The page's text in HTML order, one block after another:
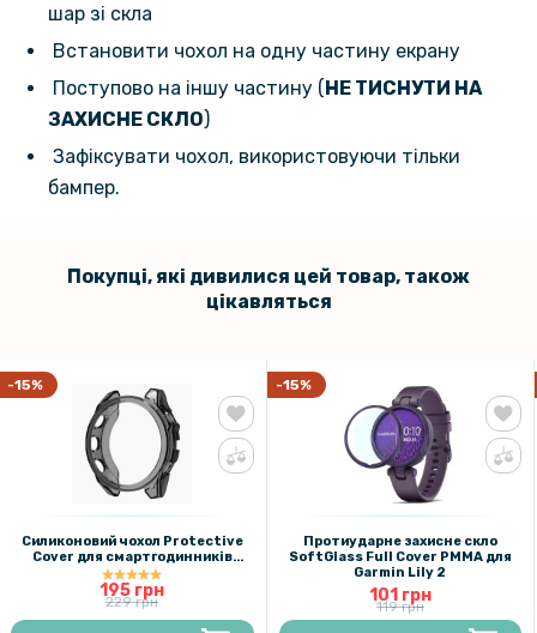
254 грн
299 грн
Ремінець Silicone для Garmin Fenix 8 51mm
шар зі скла
Встановити чохол на одну частину екрану
Поступово на іншу частину (НЕ ТИСНУТИ НА
ЗАХИСНЕ СКЛО)
Зафіксувати чохол, використовуючи тільки
бампер.
Покупці, які дивилися цей товар, також
цікавляться
-15%
Cиликоновий чохол Protective
Cover для смартгодинників
Garmin Fenix 8 51mm
195 грн
229 грн
-15%
Протиударне захисне скло
SoftGlass Full Cover PMMA для
Garmin Lily 2
101 грн
119 грн